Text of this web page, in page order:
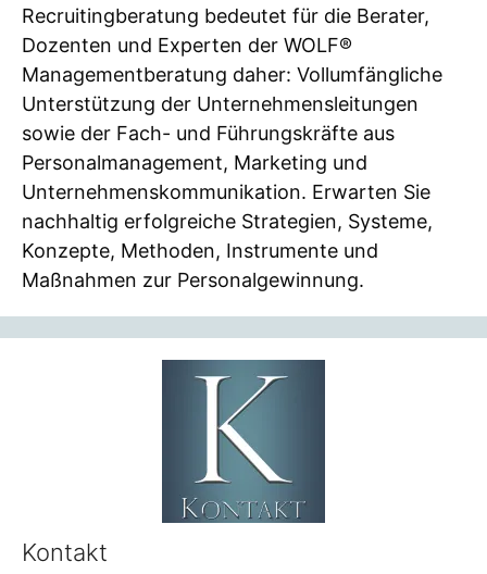
Recruitingberatung bedeutet für die Berater,
Dozenten und Experten der WOLF®
Managementberatung daher: Vollumfängliche
Unterstützung der Unternehmensleitungen
sowie der Fach- und Führungskräfte aus
Personalmanagement, Marketing und
Unternehmenskommunikation. Erwarten Sie
nachhaltig erfolgreiche Strategien, Systeme,
Konzepte, Methoden, Instrumente und
Maßnahmen zur Personalgewinnung.
Kontakt